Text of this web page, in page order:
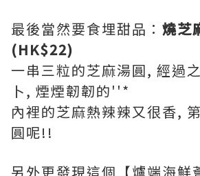
最後當然要食埋甜品： 燒芝
(HK$22)
一串三粒的芝麻湯圓, 經過
卜, 煙煙韌韌的''*
內裡的芝麻熱辣辣又很香,
圓呢!!
另外更發現這個【爐端海鮮